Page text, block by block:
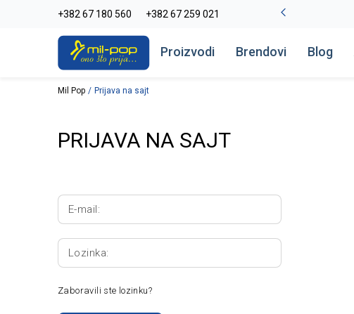
+382 67 180 560 +382 67 259 021
-20% na kompletan asortiman Pogledaj više
Proizvodi Brendovi Blog
Mil Pop Prijava na sajt
PRIJAVA NA SAJT
E-mail:
Lozinka:
Zaboravili ste lozinku?